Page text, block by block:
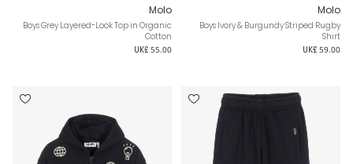
Molo
Boys Ivory & Burgundy Striped Rugby
Shirt
UK£ 59.00
Molo
Boys Grey Layered-Look Top in Organic
Cotton
UK£ 55.00